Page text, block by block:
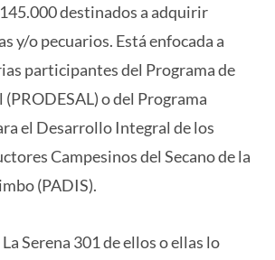
destinados a adquirir
y/o pecuarios. Está enfocada a
participantes del Programa de
o del Programa
el Desarrollo Integral de los
Campesinos del Secano de la
(PADIS).
Serena 301 de ellos o ellas lo